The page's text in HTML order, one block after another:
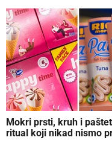
Mokri prsti, kruh i
ritual koji nikad nismo